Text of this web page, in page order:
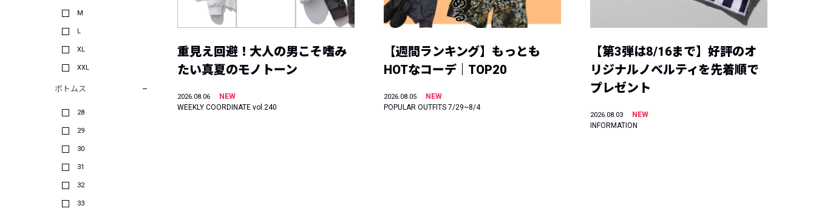
M
L
XL
XXL
ボトムス
28
29
30
31
32
33
重見え回避！大人の男こそ嗜み
たい真夏のモノトーン
2026.08.06
NEW
WEEKLY COORDINATE vol.240
【週間ランキング】もっとも
HOTなコーデ｜TOP20
2026.08.05
NEW
POPULAR OUTFITS 7/29~8/4
【第3弾は8/16まで】好評のオ
リジナルノベルティを先着順で
プレゼント
2026.08.03
NEW
INFORMATION